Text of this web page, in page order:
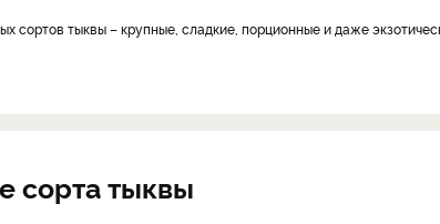
сортов тыквы – крупные, сладкие, порционные и даже
сорта тыквы